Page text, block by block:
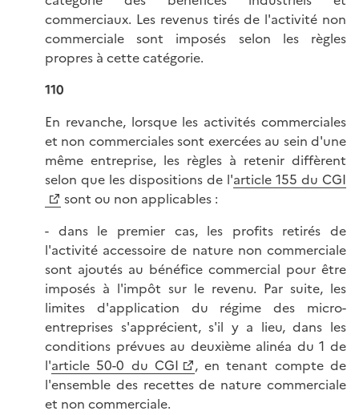
commerciaux. Les revenus tirés de l'activité non
commerciale sont imposés selon les règles
propres à cette catégorie.
110
En revanche, lorsque les activités commerciales
et non commerciales sont exercées au sein d'une
même entreprise, les règles à retenir diffèrent
selon que les dispositions de l'article 155 du CGI
sont ou non applicables :
- dans le premier cas, les profits retirés de
l'activité accessoire de nature non commerciale
sont ajoutés au bénéfice commercial pour être
imposés à l'impôt sur le revenu. Par suite, les
limites d'application du régime des micro-
entreprises s'apprécient, s'il y a lieu, dans les
conditions prévues au deuxième alinéa du 1 de
l'article 50-0 du CGI
, en tenant compte de
l'ensemble des recettes de nature commerciale
et non commerciale.